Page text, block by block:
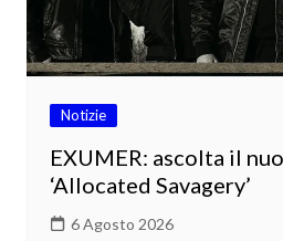
Notizie
EXUMER: ascolta il
‘Allocated Savagery’
6 Agosto 2026